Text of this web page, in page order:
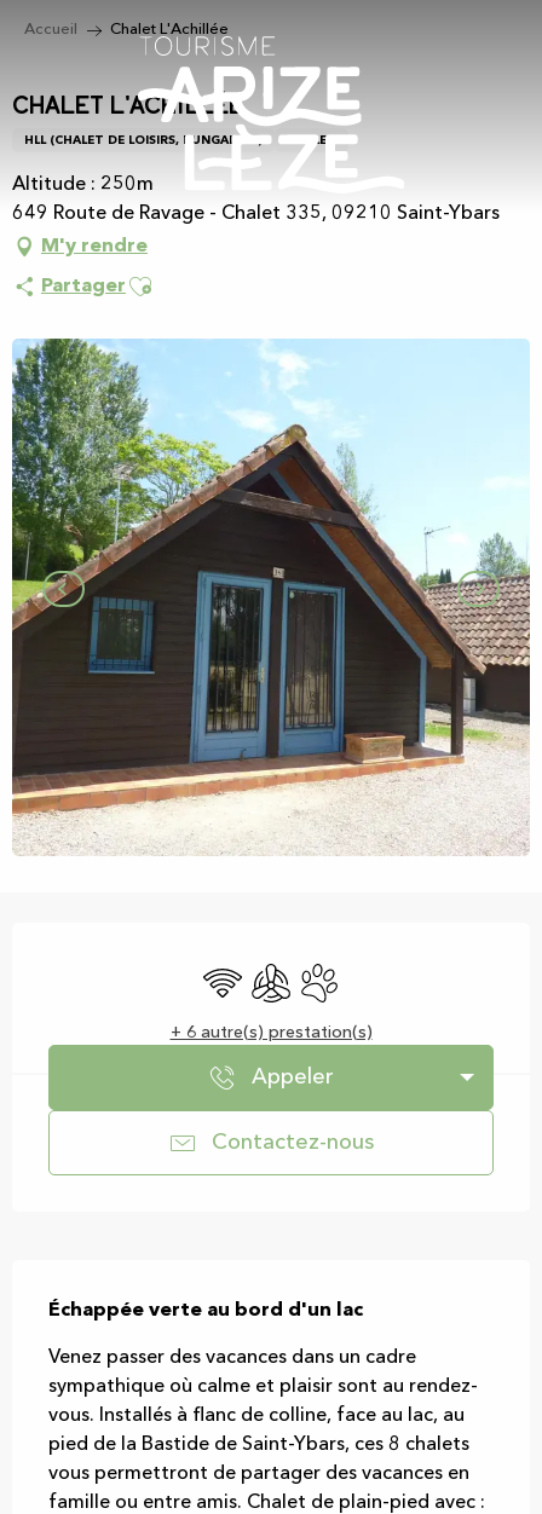
principal
Accueil Chalet L'Achillée
Chalet L'Achillée
HLL (CHALET DE LOISIRS, BUNGALOW) CHALET
Altitude : 250m
649 Route de Ravage - Chalet 335, 09210 Saint-Ybars
M'y rendre
Partager Ajouter aux favoris
WiFi Air conditionné
Animaux acceptés
+ 6 autre(s) prestation(s)
Appeler
Contactez-nous
Échappée verte au bord d'un lac
Venez passer des vacances dans un cadre
sympathique où calme et plaisir sont au rendez-
vous. Installés à flanc de colline, face au lac, au
pied de la Bastide de Saint-Ybars, ces 8 chalets
vous permettront de partager des vacances en
famille ou entre amis. Chalet de plain-pied avec :